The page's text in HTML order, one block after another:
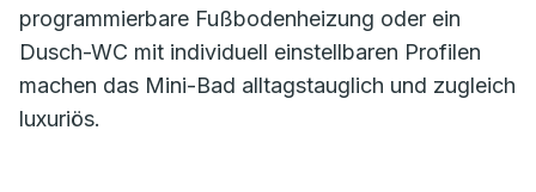
programmierbare Fußbodenheizung oder ein
Dusch-WC mit individuell einstellbaren Profilen
machen das Mini-Bad alltagstauglich und zugleich
luxuriös.